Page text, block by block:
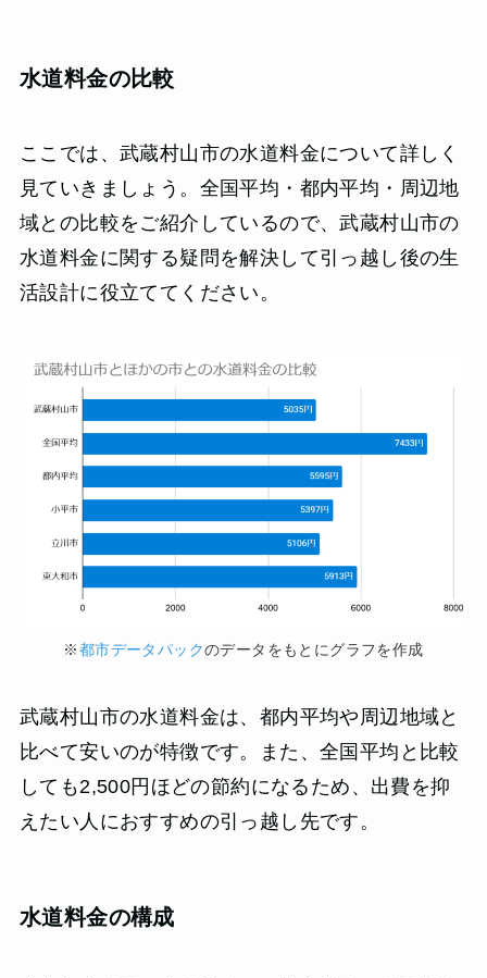
水道料金の比較
ここでは、武蔵村山市の水道料金について詳しく
見ていきましょう。全国平均・都内平均・周辺地
域との比較をご紹介しているので、武蔵村山市の
水道料金に関する疑問を解決して引っ越し後の生
活設計に役立ててください。
※都市データパックのデータをもとにグラフを作成
武蔵村山市の水道料金は、都内平均や周辺地域と
比べて安いのが特徴です。また、全国平均と比較
しても2,500円ほどの節約になるため、出費を抑
えたい人におすすめの引っ越し先です。
水道料金の構成